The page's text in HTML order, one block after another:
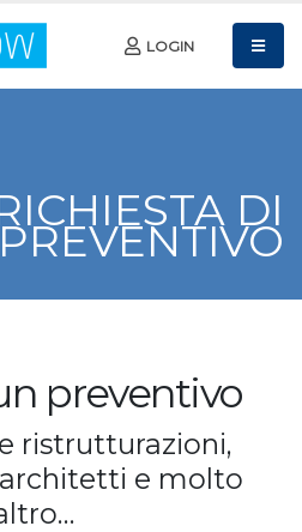
LOGIN
DI
preventivo
ristrutturazioni,
e molto